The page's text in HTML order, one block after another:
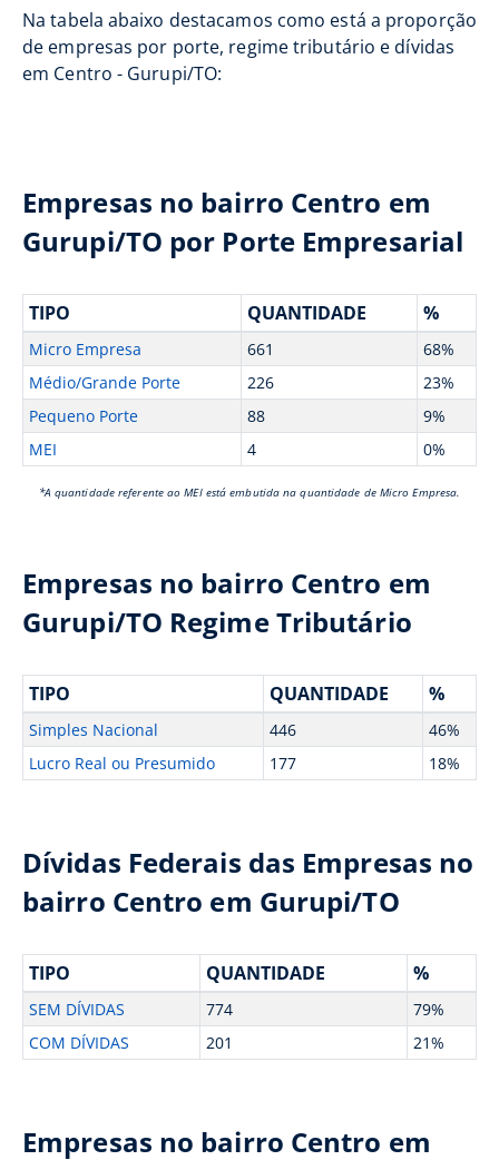
Na tabela abaixo destacamos como está a proporção
de empresas por porte, regime tributário e dívidas
em Centro - Gurupi/TO:
Empresas no bairro Centro em
Gurupi/TO por Porte Empresarial
TIPO QUANTIDADE %
Micro Empresa 661
68%
Médio/Grande Porte
226
23%
Pequeno Porte
88
9%
MEI
4 0%
*A quantidade referente ao MEI está embutida na quantidade de Micro Empresa.
Empresas no bairro Centro em
Gurupi/TO Regime Tributário
TIPO QUANTIDADE %
Simples Nacional 446
46%
Lucro Real ou Presumido
177 18%
Dívidas Federais das Empresas no
bairro Centro em Gurupi/TO
TIPO QUANTIDADE %
SEM DÍVIDAS 774
79%
COM DÍVIDAS
201 21%
Empresas no bairro Centro em